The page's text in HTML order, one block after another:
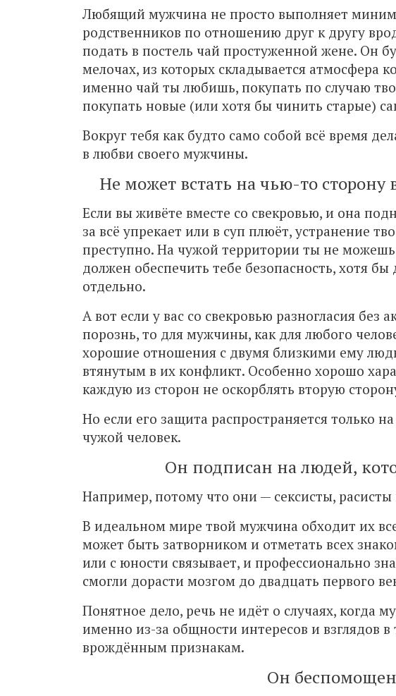
Любящий мужчина не просто выполняет
родственников по отношению друг к другу
подать в постель чай простуженной жене. Он
мелочах, из которых складывается атмосфера
именно чай ты любишь, покупать по случаю
покупать новые (или хотя бы чинить старые)
Вокруг тебя как будто само собой всё время
в любви своего мужчины.
Не может встать на чью-то сторону
Если вы живёте вместе со свекровью, и она
за всё упрекает или в суп плюёт, устранение
преступно. На чужой территории ты не
должен обеспечить тебе безопасность, хотя
отдельно.
А вот если у вас со свекровью разногласия без
порознь, то для мужчины, как для любого
хорошие отношения с двумя близкими ему
втянутым в их конфликт. Особенно хорошо
каждую из сторон не оскорблять вторую
Но если его защита распространяется только
чужой человек.
Он подписан на людей,
Например, потому что они — сексисты,
В идеальном мире твой мужчина обходит их
может быть затворником и отметать всех
или с юности связывает, и профессионально
смогли дорасти мозгом до двадцать первого
Понятное дело, речь не идёт о случаях, когда
именно из-за общности интересов и взглядов
врождённым признакам.
Он